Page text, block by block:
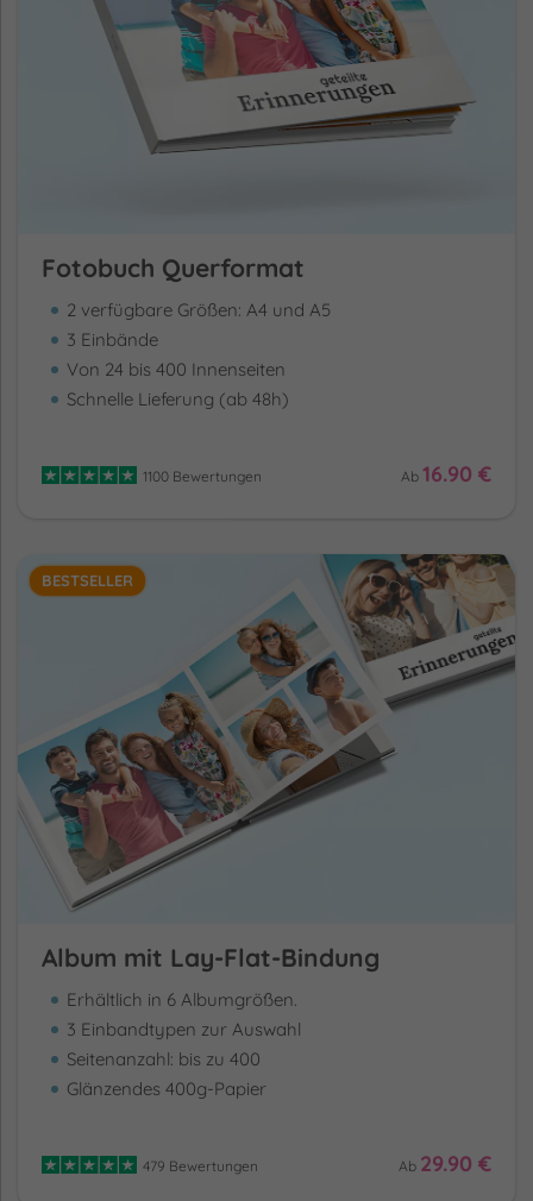
Fotobuch Querformat
2 verfügbare Größen: A4 und A5
3 Einbände
Von 24 bis 400 Innenseiten
Schnelle Lieferung (ab 48h)
1100 Bewertungen Ab 16.90 €
BESTSELLER
Album mit Lay-Flat-Bindung
Erhältlich in 6 Albumgrößen.
3 Einbandtypen zur Auswahl
Seitenanzahl: bis zu 400
Glänzendes 400g-Papier
479 Bewertungen Ab 29.90 €